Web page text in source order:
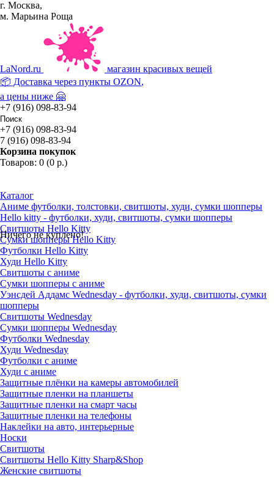
г. Москва,
м. Марьина Роща
LaNord.ru
магазин красивых вещей
📦 Доставка через пункты OZON,
а цены ниже 🤗
+7 (916) 098-83-94
+7 (916) 098-83-94
7 (916) 098-83-94
Корзина покупок
Товаров: 0 (0 р.)
Ничего не куплено!
Каталог
Аниме футболки, толстовки, свитшоты, худи, сумки шопперы
Hello kitty - футболки, худи, свитшоты, сумки шопперы
Свитшоты Hello Kitty
Сумки шопперы Hello Kitty
Футболки Hello Kitty
Худи Hello Kitty
Свитшоты с аниме
Сумки шопперы с аниме
Уэнсдей Аддамс Wednesday - футболки, худи, свитшоты, сумки
шопперы
Свитшоты Wednesday
Сумки шопперы Wednesday
Футболки Wednesday
Худи Wednesday
Футболки с аниме
Худи с аниме
Защитные плёнки на камеры автомобилей
Защитные пленки на планшеты
Защитные пленки на смарт часы
Защитные пленки на телефоны
Наклейки на авто, интерьерные
Носки
Свитшоты
Cвитшоты Hello Kitty Sharp&Shop
Женские свитшоты